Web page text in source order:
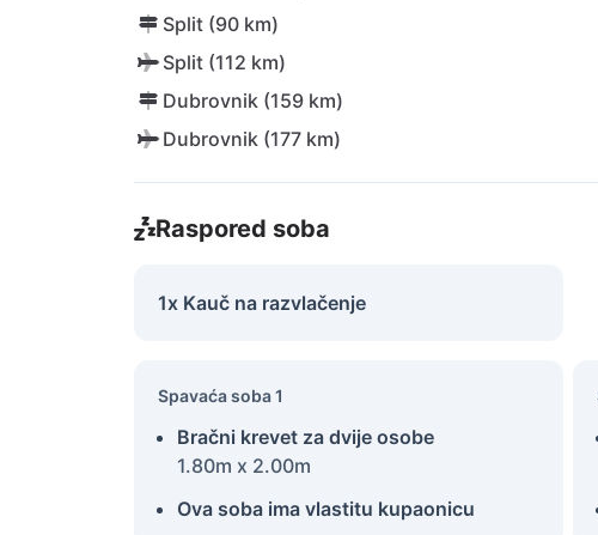
Split (90 km)
Split (112 km)
Dubrovnik (159 km)
Dubrovnik (177 km)
Raspored soba
1x Kauč na razvlačenje
Spavaća soba 1
Bračni krevet za dvije osobe
1.80m x 2.00m
Ova soba ima vlastitu kupaonicu